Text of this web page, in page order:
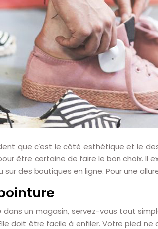
que c’est le côté esthétique et le
être certaine de faire le bon choix. Il
sur des boutiques en ligne. Pour une
dans un magasin, servez-vous tout
doit être facile à enfiler. Votre pied ne